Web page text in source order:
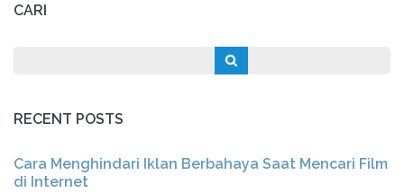
CARI
RECENT POSTS
Cara Menghindari Iklan Berbahaya Saat Mencari Film
di Internet